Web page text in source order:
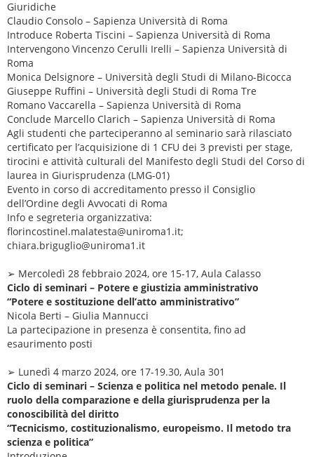
Giuridiche
Claudio Consolo – Sapienza Università di Roma
Introduce Roberta Tiscini – Sapienza Università di Roma
Intervengono Vincenzo Cerulli Irelli – Sapienza Università di
Roma
Monica Delsignore – Università degli Studi di Milano-Bicocca
Giuseppe Ruffini – Università degli Studi di Roma Tre
Romano Vaccarella – Sapienza Università di Roma
Conclude Marcello Clarich – Sapienza Università di Roma
Agli studenti che parteciperanno al seminario sarà rilasciato
certificato per l’acquisizione di 1 CFU dei 3 previsti per stage,
tirocini e attività culturali del Manifesto degli Studi del Corso di
laurea in Giurisprudenza (LMG-01)
Evento in corso di accreditamento presso il Consiglio
dell’Ordine degli Avvocati di Roma
Info e segreteria organizzativa:
florincostinel.malatesta@uniroma1.it;
chiara.briguglio@uniroma1.it
➢ Mercoledì 28 febbraio 2024, ore 15-17, Aula Calasso
Ciclo di seminari – Potere e giustizia amministrativo
“Potere e sostituzione dell’atto amministrativo”
Nicola Berti – Giulia Mannucci
La partecipazione in presenza è consentita, fino ad
esaurimento posti
➢ Lunedì 4 marzo 2024, ore 17-19.30, Aula 301
Ciclo di seminari – Scienza e politica nel metodo penale. Il
ruolo della comparazione e della giurisprudenza per la
conoscibilità del diritto
“Tecnicismo, costituzionalismo, europeismo. Il metodo tra
scienza e politica”